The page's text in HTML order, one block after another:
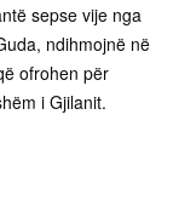
sepse vije nga
ndihmojnë në
ofrohen për
i Gjilanit.